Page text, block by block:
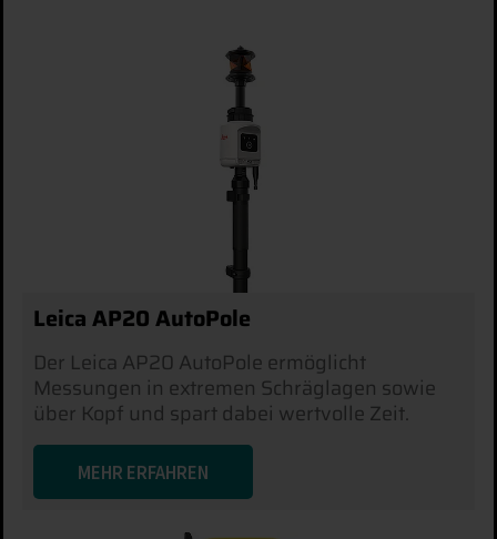
Leica AP20 AutoPole
Der Leica AP20 AutoPole ermöglicht
Messungen in extremen Schräglagen sowie
über Kopf und spart dabei wertvolle Zeit.
MEHR ERFAHREN